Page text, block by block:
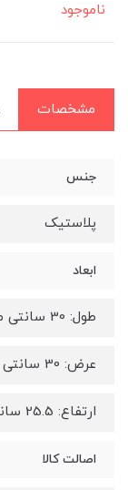
ناموجود
مشخصات
جنس
پلاستیک
ابعاد
طول: 30 سانتی متر
عرض: 30 سانتی متر
ارتفاع: 25.5 سانتی متر
اصالت کالا